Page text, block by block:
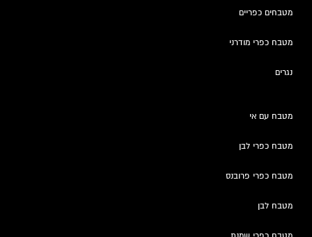
מטבחים כפריים
מטבח כפרי מודרני
נגרים
מטבח עם אי
מטבח כפרי לבן
מטבח כפרי פרובנס
מטבח לבן